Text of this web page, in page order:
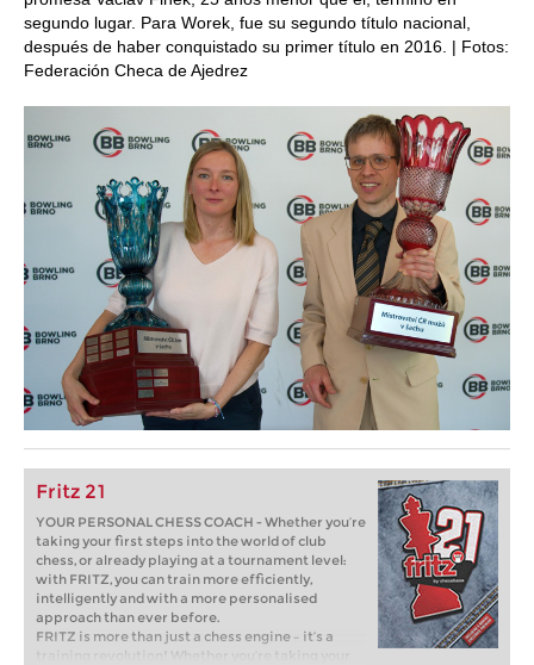
segundo lugar. Para Worek, fue su segundo título nacional,
después de haber conquistado su primer título en 2016. | Fotos:
Federación Checa de Ajedrez
Fritz 21
YOUR PERSONAL CHESS COACH - Whether you’re
taking your first steps into the world of club
chess, or already playing at a tournament level:
with FRITZ, you can train more efficiently,
intelligently and with a more personalised
approach than ever before.
FRITZ is more than just a chess engine – it’s a
training revolution! Whether you’re taking your